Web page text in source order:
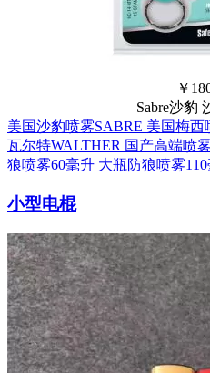
￥
Sabre沙豹
美国沙豹喷雾SABRE 美国梅西
瓦尔特WALTHER 国产高端喷雾
狼喷雾60毫升 大瓶防狼喷雾
小型电棍